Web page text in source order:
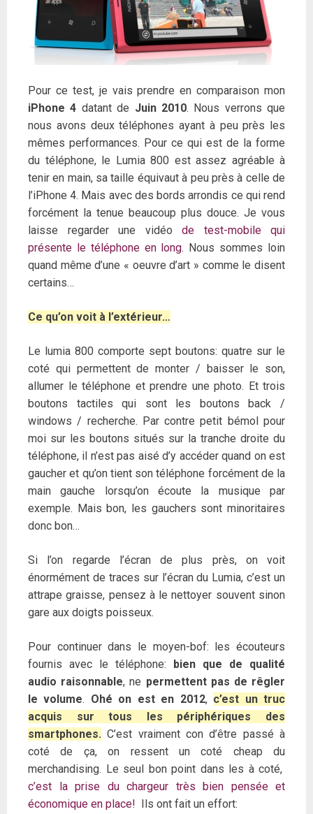
Pour ce test, je vais prendre en comparaison mon
iPhone 4 datant de Juin 2010. Nous verrons que
nous avons deux téléphones ayant à peu près les
mêmes performances. Pour ce qui est de la forme
du téléphone, le Lumia 800 est assez agréable à
tenir en main, sa taille équivaut à peu près à celle de
l’iPhone 4. Mais avec des bords arrondis ce qui rend
forcément la tenue beaucoup plus douce. Je vous
laisse regarder une vidéo de test-mobile qui
présente le téléphone en long. Nous sommes loin
quand même d’une « oeuvre d’art » comme le disent
certains…
Ce qu’on voit à l’extérieur…
Le lumia 800 comporte sept boutons: quatre sur le
coté qui permettent de monter / baisser le son,
allumer le téléphone et prendre une photo. Et trois
boutons tactiles qui sont les boutons back /
windows / recherche. Par contre petit bémol pour
moi sur les boutons situés sur la tranche droite du
téléphone, il n’est pas aisé d’y accéder quand on est
gaucher et qu’on tient son téléphone forcément de la
main gauche lorsqu’on écoute la musique par
exemple. Mais bon, les gauchers sont minoritaires
donc bon…
Si l’on regarde l’écran de plus près, on voit
énormément de traces sur l’écran du Lumia, c’est un
attrape graisse, pensez à le nettoyer souvent sinon
gare aux doigts poisseux.
Pour continuer dans le moyen-bof: les écouteurs
fournis avec le téléphone: bien que de qualité
audio raisonnable, ne permettent pas de rêgler
le volume. Ohé on est en 2012, c’est un truc
acquis sur tous les périphériques des
smartphones. C’est vraiment con d’être passé à
coté de ça, on ressent un coté cheap du
merchandising. Le seul bon point dans les à coté,
c’est la prise du chargeur très bien pensée et
économique en place! Ils ont fait un effort: